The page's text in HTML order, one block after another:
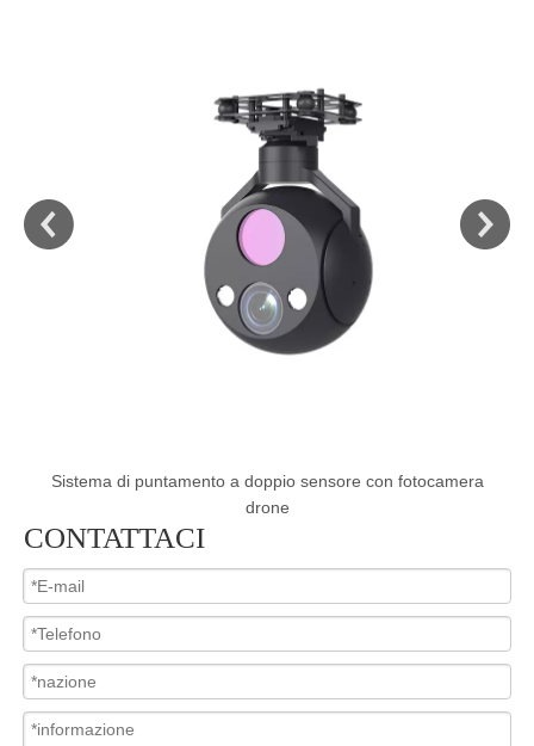
Sistema di puntamento a doppio sensore con fotocamera
drone
CONTATTACI